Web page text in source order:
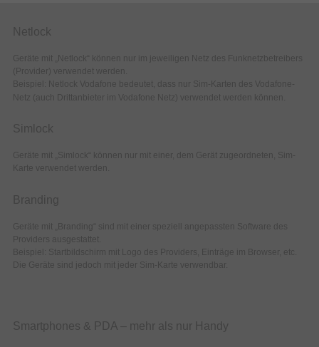
Netlock
Geräte mit „Netlock“ können nur im jeweiligen Netz des Funknetzbetreibers
(Provider) verwendet werden.
Beispiel: Netlock Vodafone bedeutet, dass nur Sim-Karten des Vodafone-
Netz (auch Drittanbieter im Vodafone Netz) verwendet werden können.
Simlock
Geräte mit „Simlock“ können nur mit einer, dem Gerät zugeordneten, Sim-
Karte verwendet werden.
Branding
Geräte mit „Branding“ sind mit einer speziell angepassten Software des
Providers ausgestattet.
Beispiel: Startbildschirm mit Logo des Providers, Einträge im Browser, etc.
Die Geräte sind jedoch mit jeder Sim-Karte verwendbar.
Smartphones & PDA – mehr als nur Handy